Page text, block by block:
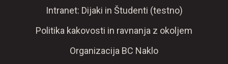
Intranet: Dijaki in Študenti (testno)
Politika kakovosti in ravnanja z okoljem
Organizacija BC Naklo